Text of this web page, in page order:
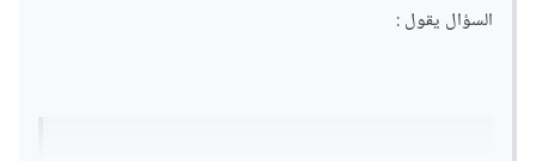
السؤال يقول :